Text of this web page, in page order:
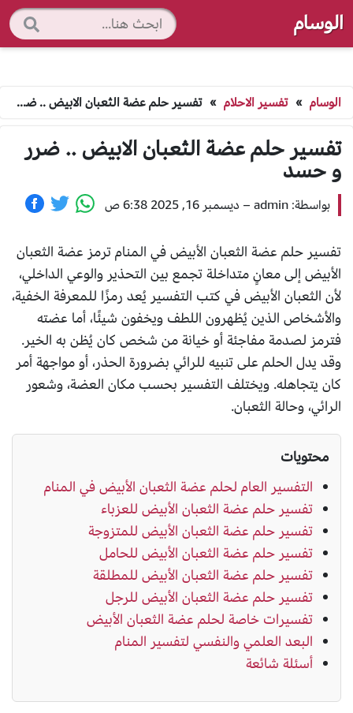
الوسام
الوسام » تفسير الاحلام » تفسير حلم عضة الثعبان الابيض .. ضرر و حسد
تفسير حلم عضة الثعبان الابيض .. ضرر
و حسد
بواسطة: admin – ديسمبر 16, 2025 6:38 ص
تفسير حلم عضة الثعبان الأبيض في المنام ترمز عضة الثعبان
الأبيض إلى معانٍ متداخلة تجمع بين التحذير والوعي الداخلي،
لأن الثعبان الأبيض في كتب التفسير يُعد رمزًا للمعرفة الخفية،
والأشخاص الذين يُظهرون اللطف ويخفون شيئًا، أما عضته
فترمز لصدمة مفاجئة أو خيانة من شخص كان يُظن به الخير.
وقد يدل الحلم على تنبيه للرائي بضرورة الحذر، أو مواجهة أمر
كان يتجاهله. ويختلف التفسير بحسب مكان العضة، وشعور
الرائي، وحالة الثعبان.
محتويات
التفسير العام لحلم عضة الثعبان الأبيض في المنام
تفسير حلم عضة الثعبان الأبيض للعزباء
تفسير حلم عضة الثعبان الأبيض للمتزوجة
تفسير حلم عضة الثعبان الأبيض للحامل
تفسير حلم عضة الثعبان الأبيض للمطلقة
تفسير حلم عضة الثعبان الأبيض للرجل
تفسيرات خاصة لحلم عضة الثعبان الأبيض
البعد العلمي والنفسي لتفسير المنام
أسئلة شائعة